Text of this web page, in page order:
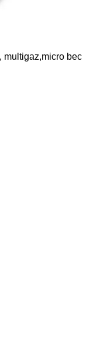
multigaz,micro bec